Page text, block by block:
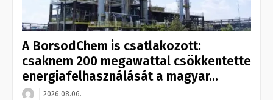
A BorsodChem is csatlakozott:
csaknem 200 megawattal csökkentette
energiafelhasználását a magyar...
2026.08.06.